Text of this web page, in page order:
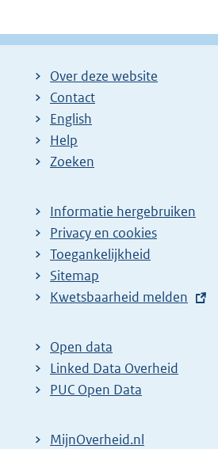
Over deze website
Contact
English
Help
Zoeken
Informatie hergebruiken
Privacy en cookies
Toegankelijkheid
Sitemap
E
t
e
r
Kwetsbaarheid melden
Open data
Linked Data Overheid
PUC Open Data
MijnOverheid.nl